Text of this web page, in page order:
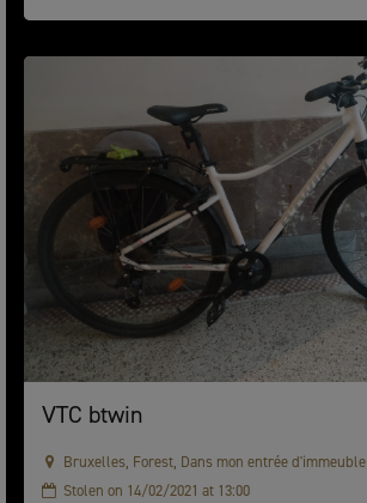
VTC btwin
Bruxelles, Forest, Dans mon entrée d'immeuble
Stolen on 14/02/2021 at 13:00